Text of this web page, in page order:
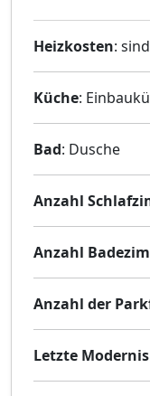
Heizkosten:
Küche:
Bad: Dusche
Anzahl
Anzahl
Anzahl der
Letzte